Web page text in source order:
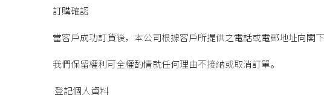
訂購確認
當客戶成功訂貨後，本公司根據客戶所提供之電話或電郵地址向閣
我們保留權利可全權酌情就任何理由不接納或取消訂單。
登記個人資料